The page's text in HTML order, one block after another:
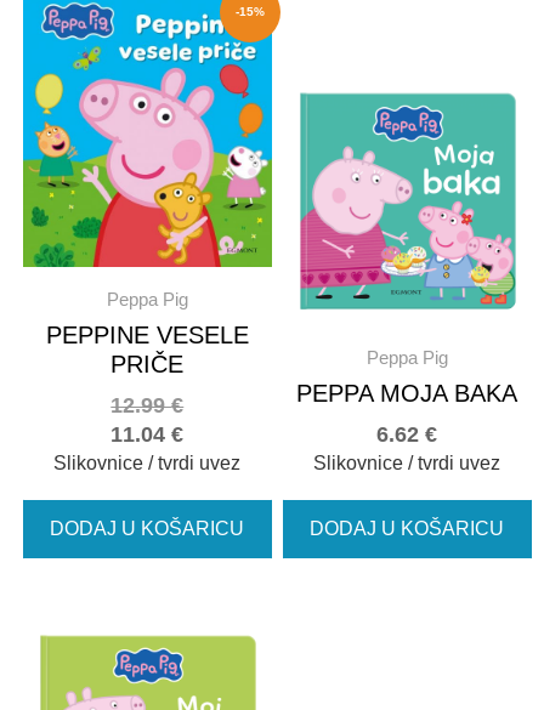
-15%
Peppa Pig
PEPPINE VESELE
PRIČE
11.04€
12.99€
Slikovnice / tvrdi uvez
DODAJ U KOŠARICU
Peppa Pig
PEPPA MOJA BAKA
6.62€
Slikovnice / tvrdi uvez
DODAJ U KOŠARICU